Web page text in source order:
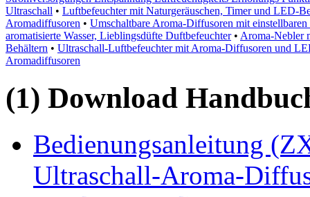
Ultraschall • Luftbefeuchter mit Naturgeräuschen, Timer und LED-
Aromadiffusoren • Umschaltbare Aroma-Diffusoren mit
aromatisierte Wasser, Lieblingsdüfte Duftbefeuchter• Aroma-Nebler
Behältern • Ultraschall-Luftbefeuchter mit Aroma-Diffusoren und
Aromadiffusoren
(1) Download
Bedienungsanleitung
Ultraschall-Aroma-